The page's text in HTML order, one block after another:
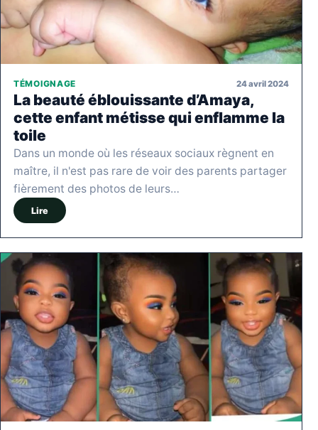
TÉMOIGNAGE 24 avril 2024
La beauté éblouissante d’Amaya,
cette enfant métisse qui enflamme la
toile
Dans un monde où les réseaux sociaux règnent en
maître, il n'est pas rare de voir des parents partager
fièrement des photos de leurs…
Lire